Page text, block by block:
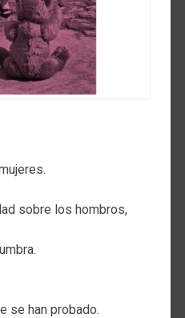
sobre los hombros,
se han probado.